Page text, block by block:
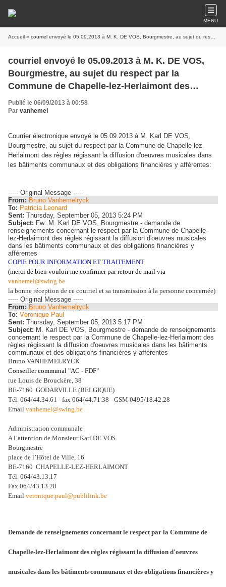
MENU
Accueil » courriel envoyé le 05.09.2013 à M. K. DE VOS, Bourgmestre, au sujet du respect par la Commune de Chapelle-lez-Herlaimont des règles régissant la diffusion d'oeuvres musicales
courriel envoyé le 05.09.2013 à M. K. DE VOS,
Bourgmestre, au sujet du respect par la
Commune de Chapelle-lez-Herlaimont des
règles régissant la diffusion d'oeuvres
musicales
Publié le 06/09/2013 à 00:58
Par vanhemel
Courrier électronique envoyé le 05.09.2013 à M. Karl DE VOS,
Bourgmestre, au sujet du respect par la Commune de Chapelle-lez-
Herlaimont des règles régissant la diffusion d'oeuvres musicales dans
les bâtiments communaux et des obligations financières y afférentes:
----- Original Message -----
From: Bruno Vanhemelryck
To: Patricia Leonard
Sent: Thursday, September 05, 2013 5:24 PM
Subject: Fw: M. Karl DE VOS, Bourgmestre - demande de
renseignements concernant le respect par la Commune de Chapelle-
lez-Herlaimont des règles régissant la diffusion d'oeuvres musicales
dans les bâtiments communaux et des obligations financières y
afférentes
COPIE POUR INFORMATION ET TRAITEMENT
(merci de bien vouloir me confirmerpar retour de mail via
vanhemel@swing.be
la bonne réception de ce courriel et sa transmission à la personne concernée)
----- Original Message -----
From: Bruno Vanhemelryck
To: Véronique Paul
Sent: Thursday, September 05, 2013 5:17 PM
Subject: M. Karl DE VOS, Bourgmestre - demande de renseignements
concernant le respect par la Commune de Chapelle-lez-Herlaimont des
règles régissant la diffusion d'oeuvres musicales dans les bâtiments
communaux et des obligations financières y afférentes
Bruno VANHEMELRYCK
Conseiller communal "AC - FDF"
rue Louis de Brouckère, 38
BE-7160 GODARVILLE (BELGIQUE)
Tél. 064/44.34.61 - fax 064/44.71.38 - GSM 0495/18.42.28
Email vanhemel@swing.be
Administration communale
A l’attention de Monsieur Karl DE VOS
Bourgmestre
place de l’Hôtel de Ville, 16
BE‑7160 CHAPELLE‑LEZ‑HERLAIMONT
Tél. 064/43.13.17
Fax 064/43.13.28
Email veronique.paul@publilink.be
Demande de renseignements concernant le respect par la Commune de
Chapelle-lez-Herlaimont des règles régissant la diffusion d'oeuvres
musicales dans les bâtiments communaux et des obligations financières y